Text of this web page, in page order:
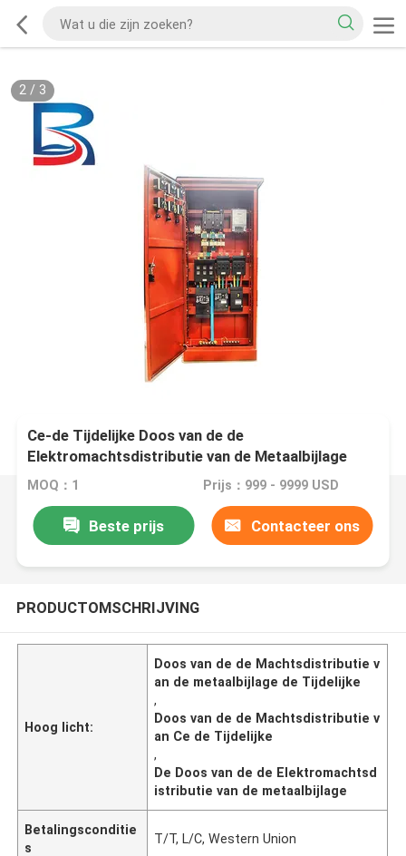
2/ 3
Ce-de Tijdelijke Doos van de de
Elektromachtsdistributie van de Metaalbijlage
voor Distributiesystemen
MOQ：1 Prijs：999 - 9999 USD
Beste prijs Contacteer ons
PRODUCTOMSCHRIJVING
Hoog licht:
Doos van de de Machtsdistributie v
an de metaalbijlage de Tijdelijke
,
Doos van de de Machtsdistributie v
an Ce de Tijdelijke
,
De Doos van de de Elektromachtsd
istributie van de metaalbijlage
Betalingsconditie
s
T/T, L/C, Western Union